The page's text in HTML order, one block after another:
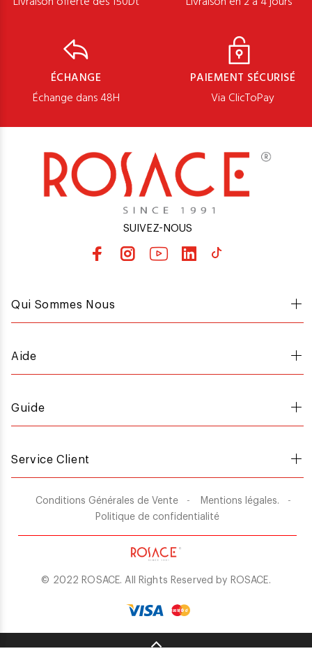
ÉCHANGE
Échange dans 48H
PAIEMENT SÉCURISÉ
Via ClicToPay
SUIVEZ-NOUS
Qui Sommes Nous
Aide
Guide
Service Client
Conditions Générales de Vente
Mentions légales.
Politique de confidentialité
© 2022 ROSACE. All Rights Reserved by ROSACE.